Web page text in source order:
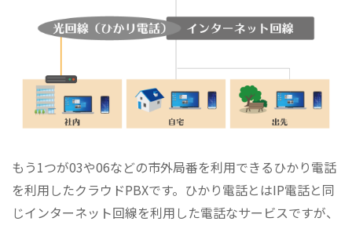
もう1つが03や06などの市外局番を利用できるひかり電話
を利用したクラウドPBXです。ひかり電話とはIP電話と同
じインターネット回線を利用した電話なサービスですが、